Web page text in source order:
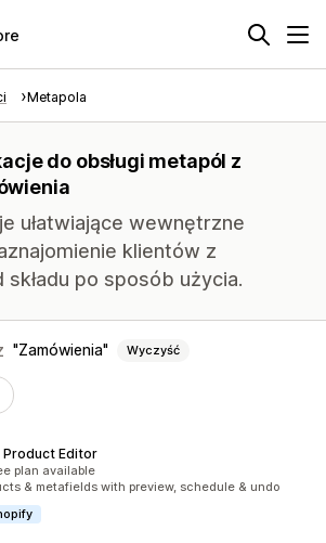
Metapola
do obsługi metapól z
ułatwiające wewnętrzne
klientów z
po sposób użycia.
Zamówienia Wyczyść
Product Editor
785
plan available
& metafields with preview, schedule & undo